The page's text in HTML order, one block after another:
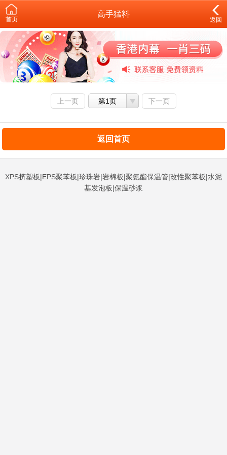
首页
高手猛料
返回
上一页 第1页 下一页
返回首页
XPS挤塑板|EPS聚苯板|珍珠岩|岩棉板|聚氨酯保温管|改性聚苯板|水泥
基发泡板|保温砂浆